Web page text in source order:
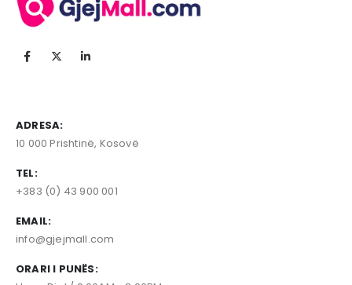
ADRESA:
10 000 Prishtinë, Kosovë
TEL:
+383 (0) 43 900 001
EMAIL:
info@gjejmall.com
ORARI I PUNËS: